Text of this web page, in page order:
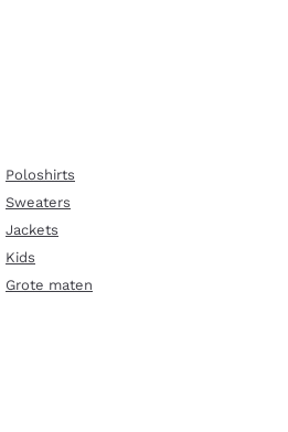
Poloshirts
Sweaters
Jackets
Kids
Grote maten